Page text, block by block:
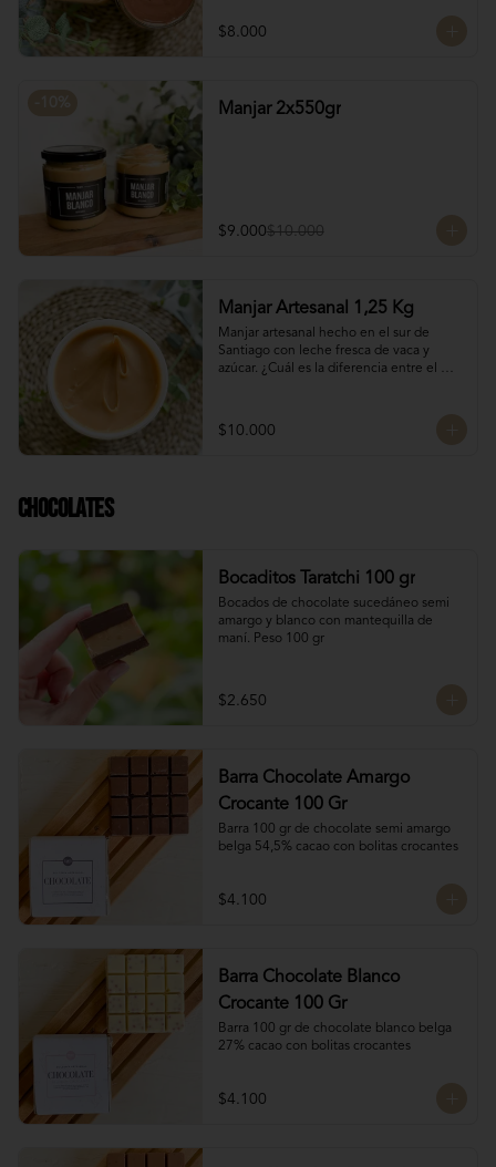
$8.000
Manjar 2x550gr
$9.000$10.000
Manjar Artesanal 1,25 Kg
Manjar artesanal hecho en el sur de
Santiago con leche fresca de vaca y
azúcar. ¿Cuál es la diferencia entre el
El manjar tradicional, al tener mayor
tiempo de cocción tiene un sabor más
$10.000
Chocolates
Bocaditos Taratchi 100 gr
Bocados de chocolate sucedáneo semi
amargo y blanco con mantequilla de
maní. Peso 100 gr
$2.650
Barra Chocolate Amargo
Crocante 100 Gr
Barra 100 gr de chocolate semi amargo
belga 54,5% cacao con bolitas crocantes
$4.100
Barra Chocolate Blanco
Crocante 100 Gr
Barra 100 gr de chocolate blanco belga
27% cacao con bolitas crocantes
$4.100